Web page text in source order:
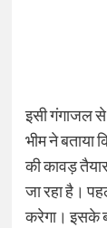
इसी गंगाजल से
भीम ने बताया
की कावड़
जा रहा है।
करेगा। इसके